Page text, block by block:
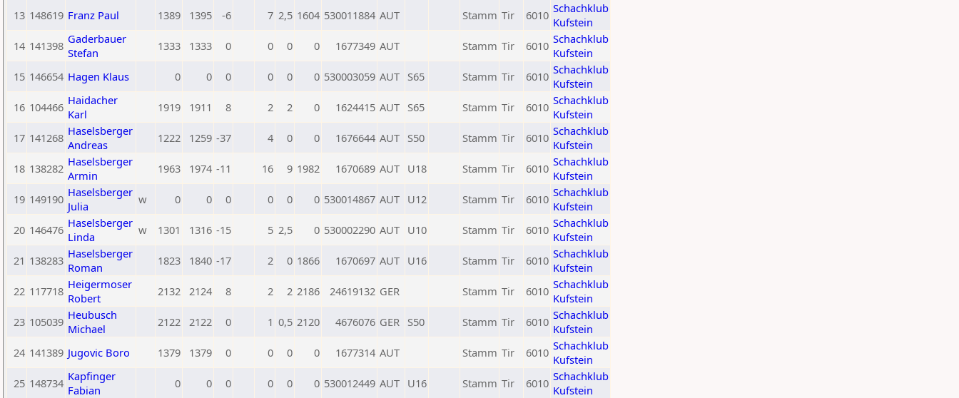
13 148619 Franz Paul 1389 1395 -6 7 2,5 1604 530011884 AUT Stamm Tir 6010 Schachklub
Kufstein
14 141398 Gaderbauer
Stefan
1333 1333 0 0 0 0 1677349 AUT Stamm Tir 6010 Schachklub
Kufstein
15 146654 Hagen Klaus 0 0 0 0 0 0 530003059 AUT S65 Stamm Tir 6010 Schachklub
Kufstein
16 104466 Haidacher
Karl
1919 1911 8 2 2 0 1624415 AUT S65 Stamm Tir 6010 Schachklub
Kufstein
17 141268 Haselsberger
Andreas
1222 1259 -37 4 0 0 1676644 AUT S50 Stamm Tir 6010 Schachklub
Kufstein
18 138282 Haselsberger
Armin
1963 1974 -11 16 9 1982 1670689 AUT U18 Stamm Tir 6010 Schachklub
Kufstein
19 149190 Haselsberger
Julia
w 0 0 0 0 0 0 530014867 AUT U12 Stamm Tir 6010 Schachklub
Kufstein
20 146476 Haselsberger
Linda
w 1301 1316 -15 5 2,5 0 530002290 AUT U10 Stamm Tir 6010 Schachklub
Kufstein
21 138283 Haselsberger
Roman
1823 1840 -17 2 0 1866 1670697 AUT U16 Stamm Tir 6010 Schachklub
Kufstein
22 117718 Heigermoser
Robert
2132 2124 8 2 2 2186 24619132 GER Stamm Tir 6010 Schachklub
Kufstein
23 105039 Heubusch
Michael
2122 2122 0 1 0,5 2120 4676076 GER S50 Stamm Tir 6010 Schachklub
Kufstein
24 141389 Jugovic Boro 1379 1379 0 0 0 0 1677314 AUT Stamm Tir 6010 Schachklub
Kufstein
25 148734 Kapfinger
Fabian
0 0 0 0 0 0 530012449 AUT U16 Stamm Tir 6010 Schachklub
Kufstein